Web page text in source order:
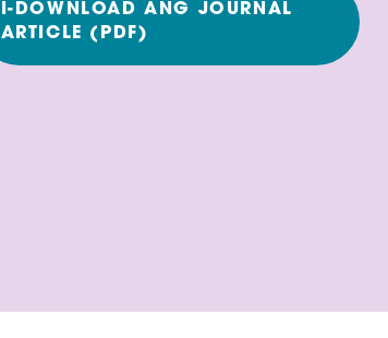
I-DOWNLOAD ANG JOURNAL
ARTICLE (PDF)